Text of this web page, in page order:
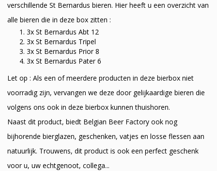
verschillende St Bernardus bieren. Hier heeft u een overzicht van
alle bieren die in deze box zitten :
3x St Bernardus Abt 12
3x St Bernardus Tripel
3x St Bernardus Prior 8
3x St Bernardus Pater 6
Let op : Als een of meerdere producten in deze bierbox niet
voorradig zijn, vervangen we deze door gelijkaardige bieren die
volgens ons ook in deze bierbox kunnen thuishoren.
Naast dit product, biedt Belgian Beer Factory ook nog
bijhorende bierglazen, geschenken, vatjes en losse flessen aan
natuurlijk. Trouwens, dit product is ook een perfect geschenk
voor u, uw echtgenoot, collega...